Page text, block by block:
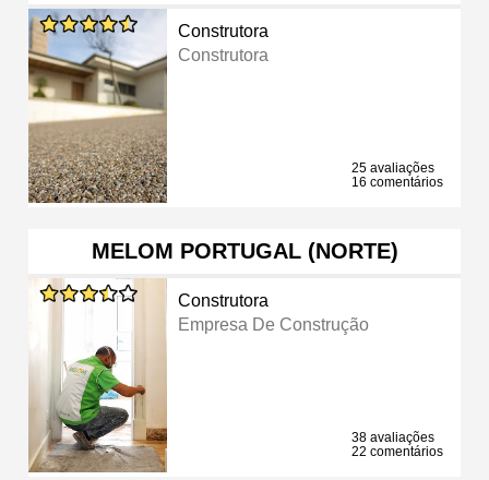
Construtora
Construtora
25 avaliações
16 comentários
MELOM PORTUGAL (NORTE)
Construtora
Empresa De Construção
38 avaliações
22 comentários